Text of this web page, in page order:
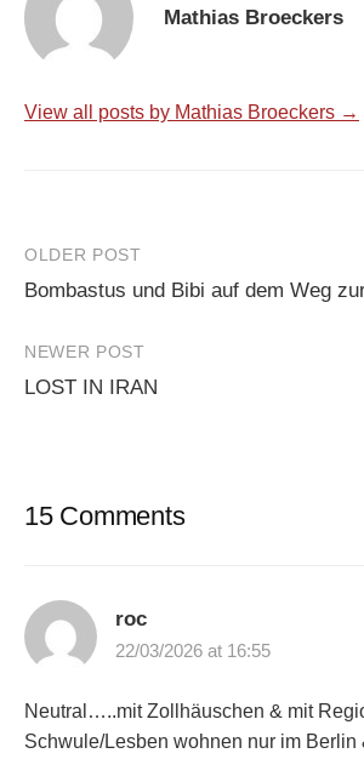
Mathias Broeckers
View all posts by Mathias Broeckers →
Post
navigation
OLDER POST
Bombastus und Bibi auf dem Weg
NEWER POST
LOST IN IRAN
15 Comments
roc
22/03/2026 at 16:55
Neutral…..mit Zollhäuschen & mit
Schwule/Lesben wohnen nur im Berlin